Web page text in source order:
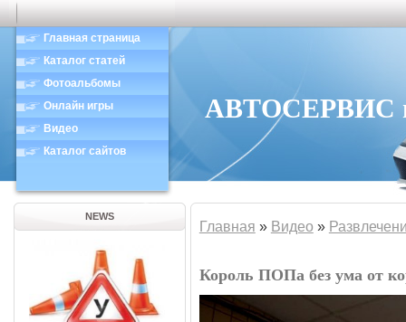
Главная страница
Каталог статей
Фотоальбомы
Онлайн игры
Видео
Каталог сайтов
АВТОСЕРВИС в
NEWS
Главная » Видео »
Король ПОПа без ума от